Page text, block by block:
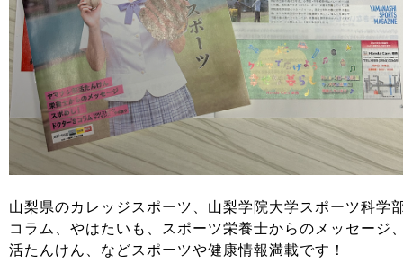
山梨県のカレッジスポーツ、山梨学院大学スポーツ科学
コラム、やはたいも、スポーツ栄養士からのメッセージ
活たんけん、などスポーツや健康情報満載です！